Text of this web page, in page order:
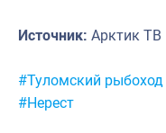
Источник: Арктик ТВ
Метки:
#Туломский рыбоход
#Нерест